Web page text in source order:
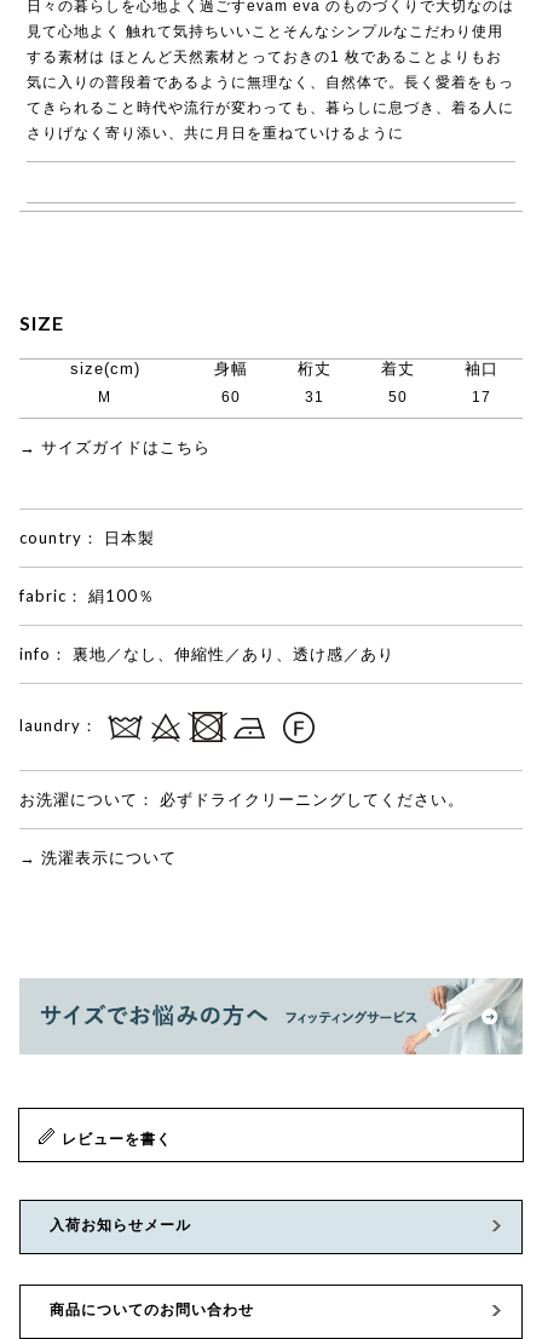
日々の暮らしを心地よく過ごすevam eva のものづくりで大切なのは
見て心地よく 触れて気持ちいいことそんなシンプルなこだわり使用
する素材は ほとんど天然素材とっておきの1 枚であることよりもお
気に入りの普段着であるように無理なく、自然体で。長く愛着をもっ
てきられること時代や流行が変わっても、暮らしに息づき、着る人に
さりげなく寄り添い、共に月日を重ねていけるように
SIZE
size(cm) 身幅 桁丈 着丈 袖口
M 60 31 50 17
→ サイズガイドはこちら
country： 日本製
fabric： 絹100％
info： 裏地／なし、伸縮性／あり、透け感／あり
laundry：
お洗濯について： 必ずドライクリーニングしてください。
→ 洗濯表示について
レビューを書く
入荷お知らせメール
商品についてのお問い合わせ